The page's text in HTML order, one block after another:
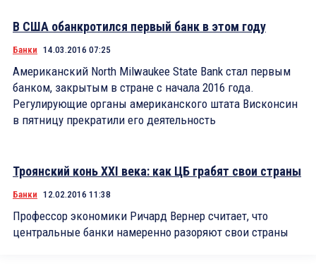
В США обанкротился первый банк в этом году
Банки 14.03.2016 07:25
Американский North Milwaukee State Bank стал первым
банком, закрытым в стране с начала 2016 года.
Регулирующие органы американского штата Висконсин
в пятницу прекратили его деятельность
Троянский конь XXI века: как ЦБ грабят свои страны
Банки 12.02.2016 11:38
Профессор экономики Ричард Вернер считает, что
центральные банки намеренно разоряют свои страны